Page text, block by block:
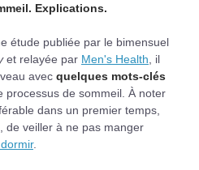
Explications.
étude publiée par le bimensuel
et relayée par Men's Health , il
avec quelques mots-clés
processus de sommeil. À noter
dans un premier temps,
de veiller à ne pas manger
.